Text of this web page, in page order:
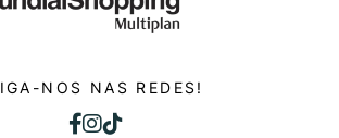
NOS NAS REDES!